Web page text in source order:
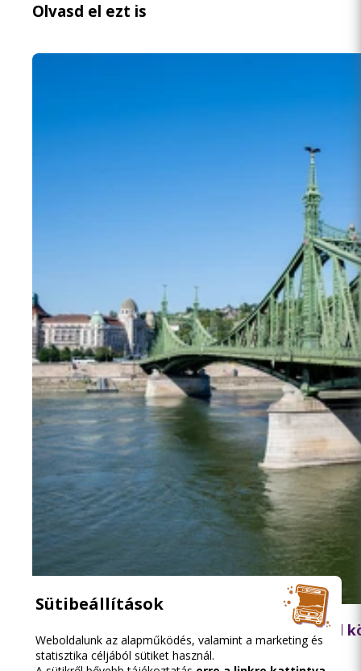
Olvasd el ezt is
2026.08.06. 18:15
Lezárják péntek hajnalban a Szabadság híd
Sütibeállítások
Weboldalunk az alapműködés, valamint a marketing és
statisztika céljából sütiket használ.